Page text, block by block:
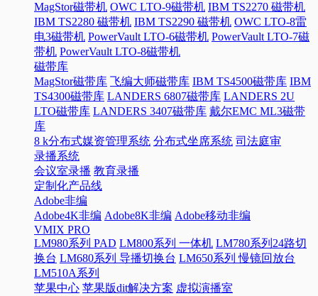
MagStor磁带机 OWC LTO-9磁带机 IBM TS2270 磁带机
IBM TS2280 磁带机 IBM TS2290 磁带机 OWC LTO-8雷
电3磁带机 PowerVault LTO-6磁带机 PowerVault LTO-7磁
带机 PowerVault LTO-8磁带机
磁带库
MagStor磁带库 飞编大师磁带库 IBM TS4500磁带库 IBM
TS4300磁带库 LANDERS 6807磁带库 LANDERS 2U
LTO磁带库 LANDERS 3407磁带库 戴尔EMC ML3磁带
库
8 k分布式媒资管理系统 分布式坐席系统 司法庭审
录播系统
会议室录播 教育录播
定制化产品线
Adobe非编
Adobe4K非编 Adobe8K非编 Adobe移动非编
VMIX PRO
LM980系列 PAD LM800系列 一体机 LM780系列24路切
换台 LM680系列 导播切换台 LM650系列 慢镜回放台
LM510A系列
苹果中心 苹果版dit解决方案 虚拟演播室